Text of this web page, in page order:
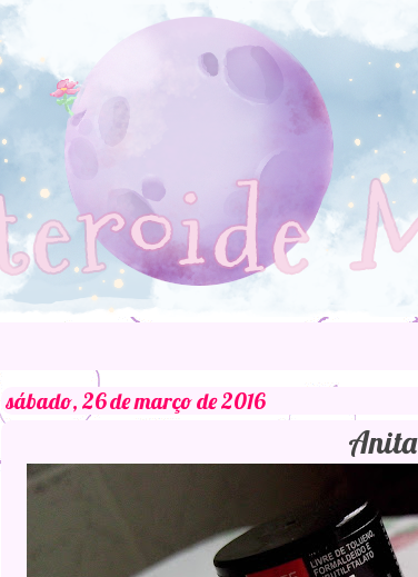
sábado, 26 de março de 2016
Anita